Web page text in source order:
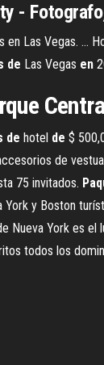
-
Las Vegas. ...
de Las Vegas en
de hotel de $
de
75 invitados.
York y Boston
Nueva York es
todos los